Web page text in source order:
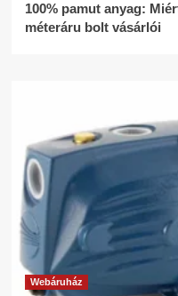
100% pamut anyag:
méteráru bolt vásárlói
Webáruház